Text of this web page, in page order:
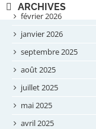
ARCHIVES
février 2026
janvier 2026
septembre 2025
août 2025
juillet 2025
mai 2025
avril 2025